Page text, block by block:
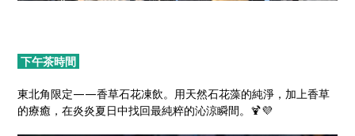
下午茶時間
東北角限定——香草石花凍飲。用天然石花藻的純淨，加上香草
的療癒，在炎炎夏日中找回最純粹的沁涼瞬間。🍹💜